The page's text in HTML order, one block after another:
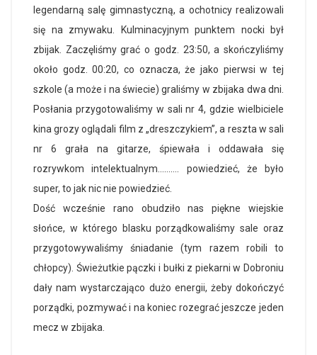
legendarną salę gimnastyczną, a ochotnicy realizowali
się na zmywaku. Kulminacyjnym punktem nocki był
zbijak. Zaczęliśmy grać o godz. 23:50, a skończyliśmy
około godz. 00:20, co oznacza, że jako pierwsi w tej
szkole (a może i na świecie) graliśmy w zbijaka dwa dni.
Posłania przygotowaliśmy w sali nr 4, gdzie wielbiciele
kina grozy oglądali film z „dreszczykiem”, a reszta w sali
nr 6 grała na gitarze, śpiewała i oddawała się
rozrywkom intelektualnym………. powiedzieć, że było
super, to jak nic nie powiedzieć.
Dość wcześnie rano obudziło nas piękne wiejskie
słońce, w którego blasku porządkowaliśmy sale oraz
przygotowywaliśmy śniadanie (tym razem robili to
chłopcy). Świeżutkie pączki i bułki z piekarni w Dobroniu
dały nam wystarczająco dużo energii, żeby dokończyć
porządki, pozmywać i na koniec rozegrać jeszcze jeden
mecz w zbijaka